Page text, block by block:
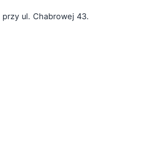
przy ul. Chabrowej 43.